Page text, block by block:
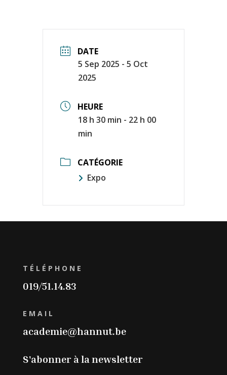
DATE
5 Sep 2025 - 5 Oct
2025
HEURE
18 h 30 min - 22 h 00
min
CATÉGORIE
Expo
TÉLÉPHONE
019/51.14.83
EMAIL
academie@hannut.be
S'abonner à la newsletter